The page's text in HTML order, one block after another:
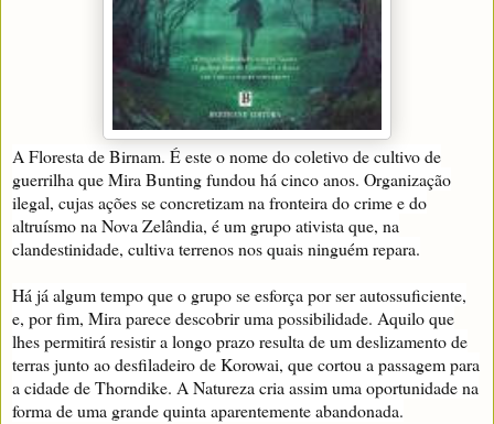
A Floresta de Birnam. É este o nome do coletivo de cultivo de
guerrilha que Mira Bunting fundou há cinco anos. Organização
ilegal, cujas ações se concretizam na fronteira do crime e do
altruísmo na Nova Zelândia, é um grupo ativista que, na
clandestinidade, cultiva terrenos nos quais ninguém repara.
Há já algum tempo que o grupo se esforça por ser autossuficiente,
e, por fim, Mira parece descobrir uma possibilidade. Aquilo que
lhes permitirá resistir a longo prazo resulta de um deslizamento de
terras junto ao desfiladeiro de Korowai, que cortou a passagem para
a cidade de Thorndike. A Natureza cria assim uma oportunidade na
forma de uma grande quinta aparentemente abandonada.